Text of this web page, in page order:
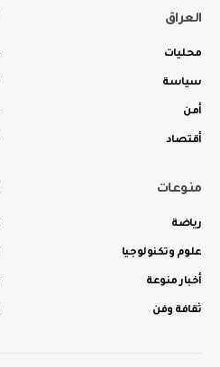
العراق
محليات
سياسة
أمن
أقتصاد
منوعات
رياضة
علوم وتكنولوجيا
أخبار منوعة
ثقافة وفن